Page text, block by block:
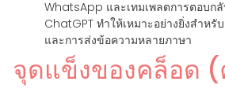
WhatsApp และเทมเพลตการตอบก
ChatGPT ทำให้เหมาะอย่างยิ่งสำหรั
และการส่งข้อความหลายภาษา
จุดแข็งของคล็อด